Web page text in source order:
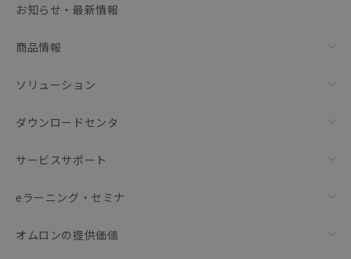
お知らせ・最新情報
商品情報
ソリューション
ダウンロードセンタ
サービスサポート
eラーニング・セミナ
オムロンの提供価値